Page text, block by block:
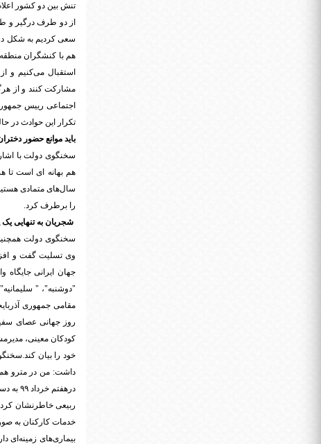
تنش بین دو کشور
از دو طرف درگیر و
سعی کردیم به شکل
هم با کنشگران
استقبال می‌کنیم و
مشارکت کنند و از
اجتماعی رییس
تکرار این حوادث در
باید موانع حضور
سخنگوی دولت با
هم بهانه ای است تا
سال‌های متمادی
را برطرف کرد.
شجریان به تنهایی
سخنگوی دولت
وی تسلیت گفت و
جهان ایرانی
"دوشنبه"، "
مقامی جمهوری
روز جهانی عصای
کودکان معینی،
خود را بیان
داشت: من در مترو هم
درهفتم خرداد ۹۹ به دستگاه‌ها ابلاغ کرده و این بخشنامه هست.
ربیعی خاطرنشان کرد:
خدمات کارکنان به
بیماری‌های زمینه‌ای